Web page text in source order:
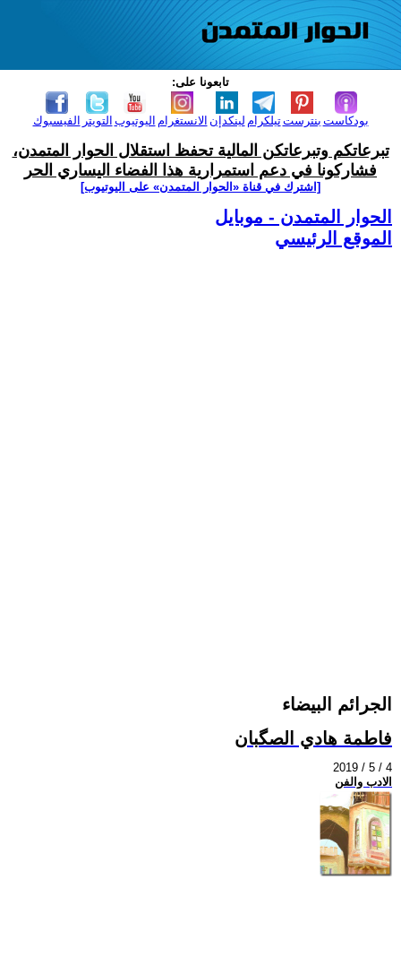
تابعونا على:
الفيسبوك التويتر اليوتيوب الانستغرام لينكدإن تيلكرامبنترست بودكاست
تبرعاتكم وتبرعاتكن المالية تحفظ استقلال الحوار المتمدن،
فشاركونا في دعم استمرارية هذا الفضاء اليساري الحر
[اشترك في قناة ‫«الحوار المتمدن» على اليوتيوب]
الحوار المتمدن - موبايل
الموقع الرئيسي
الجرائم البيضاء
فاطمة هادي الصگبان
2019 / 5 / 4
الادب والفن